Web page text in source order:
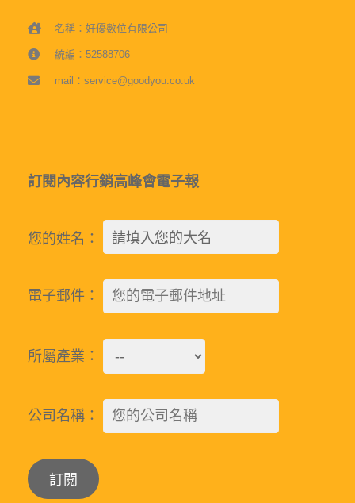
名稱：好優數位有限公司
統編：52588706
mail：service@goodyou.co.uk
訂閱內容行銷高峰會電子報
您的姓名：
電子郵件：
所屬產業：
公司名稱：